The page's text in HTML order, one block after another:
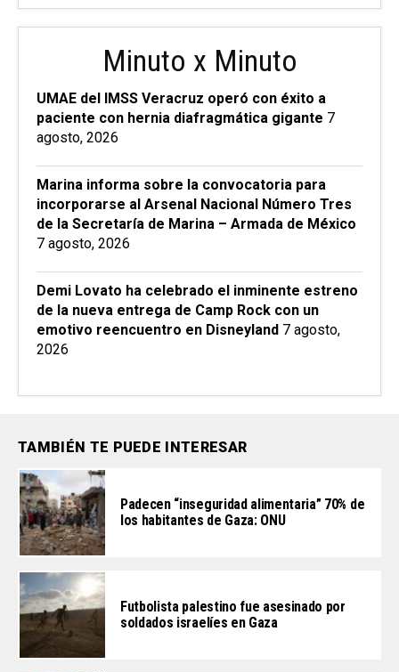
Minuto x Minuto
UMAE del IMSS Veracruz operó con éxito a
paciente con hernia diafragmática gigante 7
agosto, 2026
Marina informa sobre la convocatoria para
incorporarse al Arsenal Nacional Número Tres
de la Secretaría de Marina – Armada de México
7 agosto, 2026
Demi Lovato ha celebrado el inminente estreno
de la nueva entrega de Camp Rock con un
emotivo reencuentro en Disneyland 7 agosto,
2026
TAMBIÉN TE PUEDE INTERESAR
Padecen “inseguridad alimentaria” 70% de
los habitantes de Gaza: ONU
Futbolista palestino fue asesinado por
soldados israelíes en Gaza